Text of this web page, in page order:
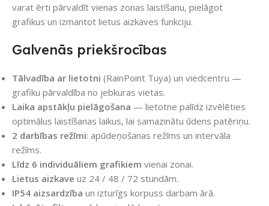
varat ērti pārvaldīt vienas zonas laistīšanu, pielāgot
grafikus un izmantot lietus aizkaves funkciju.
Galvenās priekšrocības
Tālvadība ar lietotni (RainPoint Tuya) un viedcentru —
grafiku pārvaldība no jebkuras vietas.
Laika apstākļu pielāgošana — lietotne palīdz izvēlēties
optimālus laistīšanas laikus, lai samazinātu ūdens patēriņu.
2 darbības režīmi: apūdeņošanas režīms un intervāla
režīms.
Līdz 6 individuāliem grafikiem vienai zonai.
Lietus aizkave uz 24 / 48 / 72 stundām.
IP54 aizsardzība un izturīgs korpuss darbam ārā.